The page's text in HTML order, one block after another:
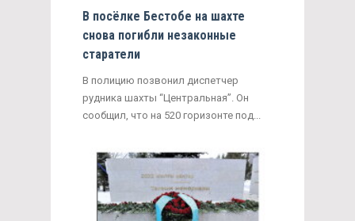
В посёлке Бестобе на шахте
снова погибли незаконные
старатели
В полицию позвонил диспетчер
рудника шахты “Центральная”. Он
сообщил, что на 520 горизонте под...